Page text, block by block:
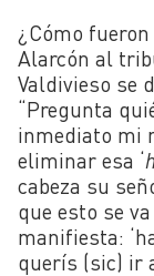
¿Cómo
Alarcón al
Valdivieso se
“Pregunta
inmediato mi
eliminar esa ‘
cabeza su
que esto se
manifiesta:
querís (sic) ir